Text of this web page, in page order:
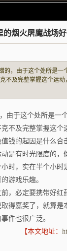
的烟火屠魔战场
的，由于这个处所是
不及完整掌握这个运
起因是什么合击sf发
由于这个处所是一
不及完整掌握这
钱的起因是什么合
是有时光限度的
时，实在半个小
游戏乐趣。
，必定要携带好
得嘉奖了，就算
件也很广泛。
【本文地址：